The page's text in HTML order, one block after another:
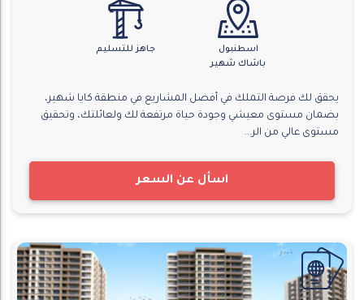
اسطنبول
باشاك شهير
جاهز للتسليم
يحقق لك فرصة التملك في أفضل المشاريع في منطقة كايا شهير،
بضمان مستوى معيشي وجودة حياة مرتفعة لك ولعائلتك، وتحقيق
مستوى عالي من الر...
اسأل عن السعر